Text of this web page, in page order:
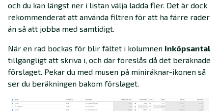
och du kan längst ner i listan välja ladda fler. Det är dock
rekommenderat att använda filtren för att ha färre rader
än så att jobba med samtidigt.
När en rad bockas för blir fältet i kolumnen Inköpsantal
tillgängligt att skriva i, och där föreslås då det beräknade
förslaget. Pekar du med musen på miniräknar-ikonen så
ser du beräkningen bakom förslaget.